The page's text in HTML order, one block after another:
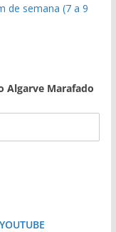
de semana (7 a 9
Algarve Marafado